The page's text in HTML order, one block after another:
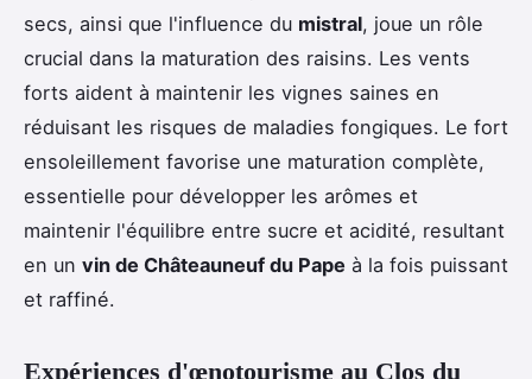
secs, ainsi que l'influence du mistral, joue un rôle
crucial dans la maturation des raisins. Les vents
forts aident à maintenir les vignes saines en
réduisant les risques de maladies fongiques. Le fort
ensoleillement favorise une maturation complète,
essentielle pour développer les arômes et
maintenir l'équilibre entre sucre et acidité, resultant
en un vin de Châteauneuf du Pape à la fois puissant
et raffiné.
Expériences d'œnotourisme au Clos du